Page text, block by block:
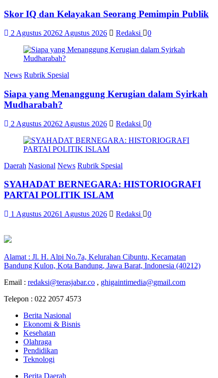
Skor IQ dan Kelayakan Seorang Pemimpin Publik
2 Agustus 20262 Agustus 2026 Redaksi 0
News Rubrik Spesial
Siapa yang Menanggung Kerugian dalam Syirkah
Mudharabah?
2 Agustus 20262 Agustus 2026 Redaksi 0
Daerah Nasional News Rubrik Spesial
SYAHADAT BERNEGARA: HISTORIOGRAFI
PARTAI POLITIK ISLAM
1 Agustus 20261 Agustus 2026 Redaksi 0
Alamat : Jl. H. Alpi No.7a, Kelurahan Cibuntu, Kecamatan
Bandung Kulon, Kota Bandung, Jawa Barat, Indonesia (40212)
Email : redaksi@terasjabar.co , ghigaintimedia@gmail.com
Telepon : 022 2057 4573
Berita Nasional
Ekonomi & Bisnis
Kesehatan
Olahraga
Pendidikan
Teknologi
Berita Daerah